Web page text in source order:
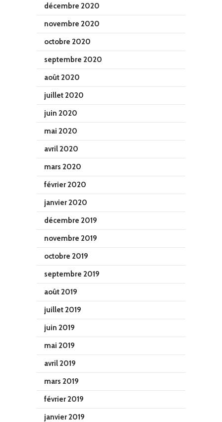
décembre 2020
novembre 2020
octobre 2020
septembre 2020
août 2020
juillet 2020
juin 2020
mai 2020
avril 2020
mars 2020
février 2020
janvier 2020
décembre 2019
novembre 2019
octobre 2019
septembre 2019
août 2019
juillet 2019
juin 2019
mai 2019
avril 2019
mars 2019
février 2019
janvier 2019